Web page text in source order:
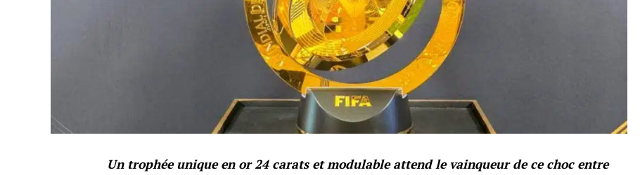
Un trophée unique en or 24 carats et modulable attend le vainqueur de ce choc entre